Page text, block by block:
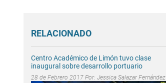
RELACIONADO
Centro Académico de Limón tuvo clase
inaugural sobre desarrollo portuario
28 de Febrero 2017 Por: Jessica Salazar Fernández